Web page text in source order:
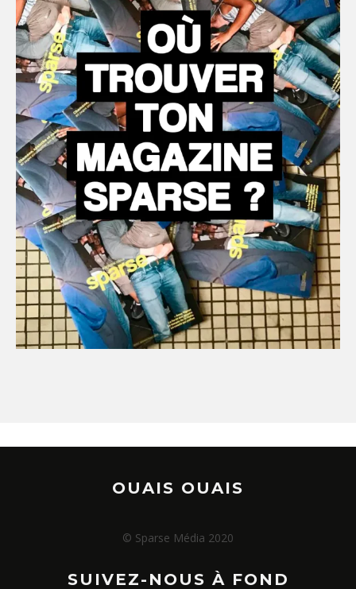
OUAIS OUAIS
© Sparse Média 2020
SUIVEZ-NOUS À FOND